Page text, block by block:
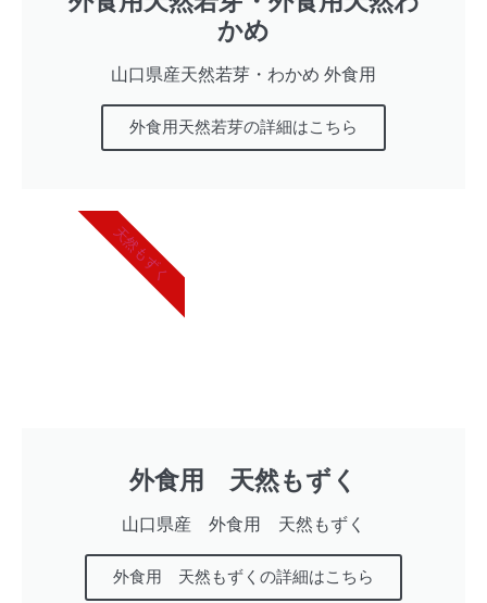
かめ
山口県産天然若芽・わかめ 外食用
外食用天然若芽の詳細はこちら
外食用 天然もずく
山口県産 外食用 天然もずく
外食用 天然もずくの詳細はこちら
天然もずく